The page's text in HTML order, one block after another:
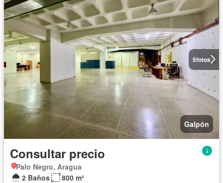
5fotos
Galpón
Consultar precio
Palo Negro, Aragua
2 Baños
800 m²